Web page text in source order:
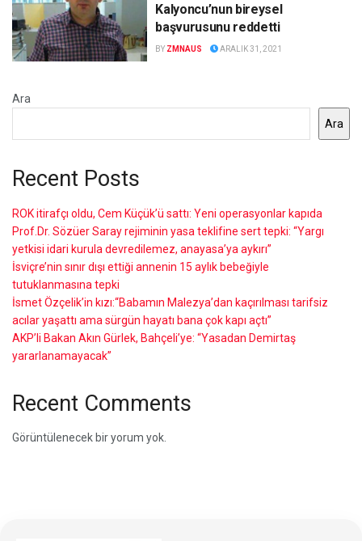
Kalyoncu’nun bireysel
başvurusunu reddetti
BY ZMNAUS ARALIK 31, 2021
Ara
Ara
Recent Posts
ROK itirafçı oldu, Cem Küçük’ü sattı: Yeni operasyonlar kapıda
Prof.Dr. Sözüer Saray rejiminin yasa teklifine sert tepki: “Yargı
yetkisi idari kurula devredilemez, anayasa’ya aykırı”
İsviçre’nin sınır dışı ettiği annenin 15 aylık bebeğiyle
tutuklanmasına tepki
İsmet Özçelik’in kızı:“Babamın Malezya’dan kaçırılması tarifsiz
acılar yaşattı ama sürgün hayatı bana çok kapı açtı”
AKP’li Bakan Akın Gürlek, Bahçeli’ye: “Yasadan Demirtaş
yararlanamayacak”
Recent Comments
Görüntülenecek bir yorum yok.